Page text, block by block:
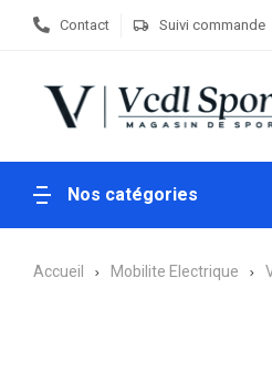
Contact Suivi commande
Nos catégories
Accueil Mobilite Electrique